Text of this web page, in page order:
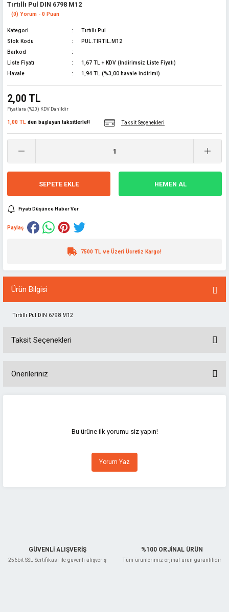
Tırtıllı Pul DIN 6798 M12
(0) Yorum - 0 Puan
Kategori
Tırtıllı Pul
Stok Kodu
PUL.TIRTIL.M12
Barkod
Liste Fiyatı
1,67 TL + KDV (İndirimsiz Liste Fiyatı)
Havale
1,94 TL (%3,00 havale indirimi)
2,00 TL
Fiyatlara (%20) KDV Dahildir
1,00 TL den başlayan taksitlerle!! Taksit Seçenekleri
SEPETE EKLE HEMEN AL
Fiyatı Düşünce Haber Ver
Paylaş
7500 TL ve Üzeri Ücretiz Kargo!
Ürün Bilgisi
Tırtıllı Pul DIN 6798 M12
Taksit Seçenekleri
Önerileriniz
Görüş ve önerileriniz için teşekkür ederiz.
Ürün resmi kalitesiz, bozuk veya görüntülenemiyor.
Ürün açıklamasında eksik bilgiler bulunuyor.
Bu ürüne ilk yorumu siz yapın!
Yorum Yaz
GÜVENLİ ALIŞVERİŞ
256bit SSL Sertifikası ile güvenli alışveriş
%100 ORJİNAL ÜRÜN
Tüm ürünlerimiz orjinal ürün garantilidir